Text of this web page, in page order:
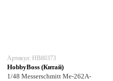
Артикул: HB80373
HobbyBoss (Китай)
1/48 Messerschmitt Me-262A-